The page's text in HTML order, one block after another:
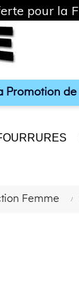
Promotion
Femme
pour la